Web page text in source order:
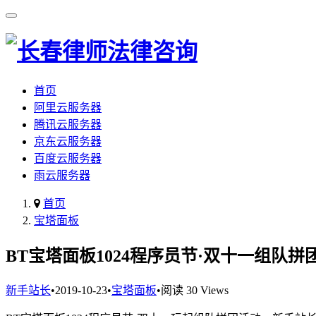
首页
阿里云服务器
腾讯云服务器
京东云服务器
百度云服务器
雨云服务器
首页
宝塔面板
BT宝塔面板1024程序员节·双十一组队拼
新手站长•2019-10-23•宝塔面板•阅读 30 Views